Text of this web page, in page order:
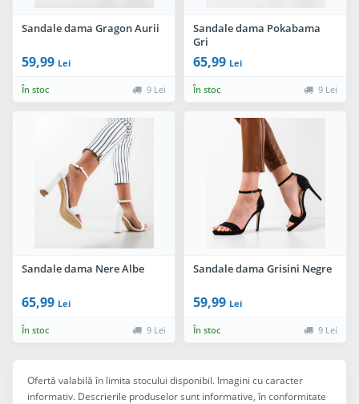
Sandale dama Gragon Aurii
59,99 Lei
În stoc 9 Lei
Sandale dama Pokabama
Gri
65,99 Lei
În stoc 9 Lei
Sandale dama Nere Albe
65,99 Lei
În stoc 9 Lei
Sandale dama Grisini Negre
59,99 Lei
În stoc 9 Lei
Ofertă valabilă în limita stocului disponibil. Imagini cu caracter
informativ. Descrierile produselor sunt informative, în conformitate